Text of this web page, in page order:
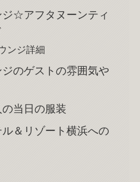
☆アフタヌーンティ
ンジ詳細
のゲストの雰囲気や
当日の服装
＆リゾート横浜への